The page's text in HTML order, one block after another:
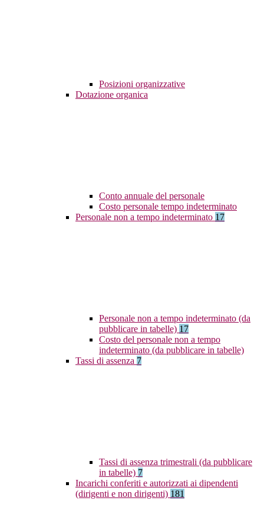
Posizioni organizzative
Dotazione organica
Conto annuale del personale
Costo personale tempo indeterminato
Personale non a tempo indeterminato 17
Personale non a tempo indeterminato (da
pubblicare in tabelle) 17
Costo del personale non a tempo
indeterminato (da pubblicare in tabelle)
Tassi di assenza 7
Tassi di assenza trimestrali (da pubblicare
in tabelle) 7
Incarichi conferiti e autorizzati ai dipendenti
(dirigenti e non dirigenti) 181